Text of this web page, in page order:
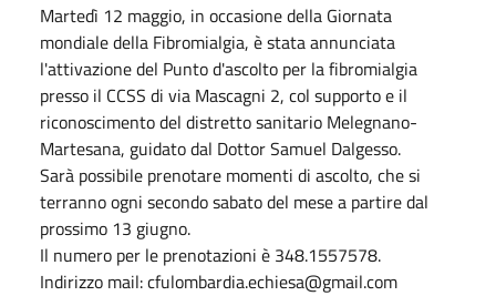
Martedì 12 maggio, in occasione della Giornata
mondiale della Fibromialgia, è stata annunciata
l'attivazione del Punto d'ascolto per la fibromialgia
presso il CCSS di via Mascagni 2, col supporto e il
riconoscimento del distretto sanitario Melegnano-
Martesana, guidato dal Dottor Samuel Dalgesso.
Sarà possibile prenotare momenti di ascolto, che si
terranno ogni secondo sabato del mese a partire dal
prossimo 13 giugno.
Il numero per le prenotazioni è 348.1557578.
Indirizzo mail: cfulombardia.echiesa@gmail.com